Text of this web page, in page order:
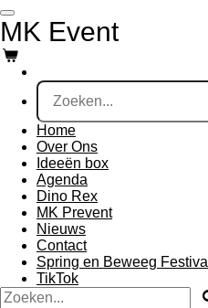
Ga
direct
naar
de
hoofdinhoud
MK Event
Home
Over Ons
Ideeën box
Agenda
Dino Rex
MK Prevent
Nieuws
Contact
Spring en Beweeg Festival
TikTok